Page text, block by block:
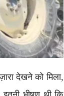
देखने को मिला,